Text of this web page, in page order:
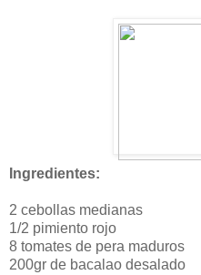
Ingredientes:
2 cebollas medianas
1/2 pimiento rojo
8 tomates de pera maduros
200gr de bacalao desalado